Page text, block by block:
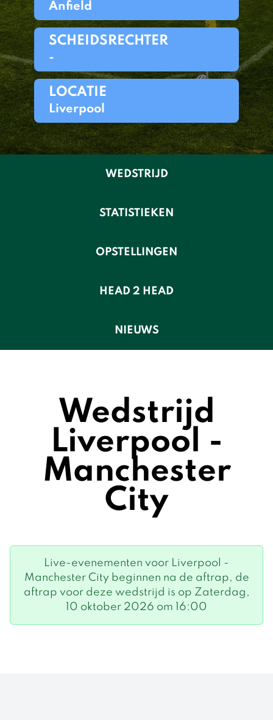
Anfield
SCHEIDSRECHTER
-
LOCATIE
Liverpool
WEDSTRIJD
STATISTIEKEN
OPSTELLINGEN
HEAD 2 HEAD
NIEUWS
Wedstrijd
Liverpool -
Manchester
City
Live-evenementen voor Liverpool -
Manchester City beginnen na de aftrap, de
aftrap voor deze wedstrijd is op Zaterdag,
10 oktober 2026 om 16:00